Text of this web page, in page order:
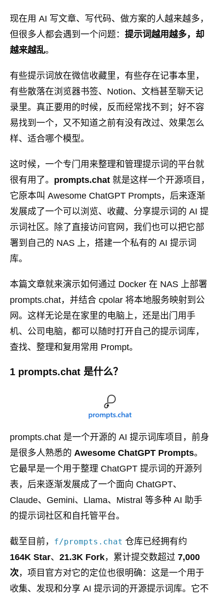
现在用 AI 写文章、写代码、做方案的人越来越多，
但很多人都会遇到一个问题： 提示词越用越多，却
越来越乱。
有些提示词放在微信收藏里，有些存在记事本里，
有些散落在浏览器书签、Notion、文档甚至聊天记
录里。真正要用的时候，反而经常找不到；好不容
易找到一个，又不知道之前有没有改过、效果怎么
样、适合哪个模型。
这时候，一个专门用来整理和管理提示词的平台就
很有用了。 prompts.chat 就是这样一个开源项目，
它原本叫 Awesome ChatGPT Prompts，后来逐渐
发展成了一个可以浏览、收藏、分享提示词的 AI 提
示词社区。除了直接访问官网，我们也可以把它部
署到自己的 NAS 上，搭建一个私有的 AI 提示词
库。
本篇文章就来演示如何通过 Docker 在 NAS 上部署
prompts.chat，并结合 cpolar 将本地服务映射到公
网。这样无论是在家里的电脑上，还是出门用手
机、公司电脑，都可以随时打开自己的提示词库，
查找、整理和复用常用 Prompt。
1 prompts.chat 是什么？
prompts.chat 是一个开源的 AI 提示词库项目，前身
是很多人熟悉的 Awesome ChatGPT Prompts。
它最早是一个用于整理 ChatGPT 提示词的开源列
表，后来逐渐发展成了一个面向 ChatGPT、
Claude、Gemini、Llama、Mistral 等多种 AI 助手
的提示词社区和自托管平台。
截至目前， f/prompts.chat 仓库已经拥有约
164K Star、 21.3K Fork，累计提交数超过 7,000
次，项目官方对它的定位也很明确：这是一个用于
收集、发现和分享 AI 提示词的开源提示词库。它不